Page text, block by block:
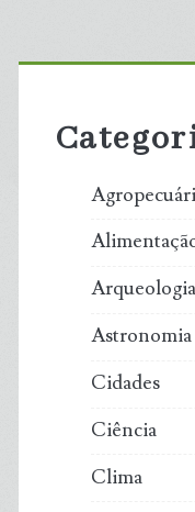
Primary
Sidebar
Arqueologia
Astronomia
Cidades
Ciência
Clima